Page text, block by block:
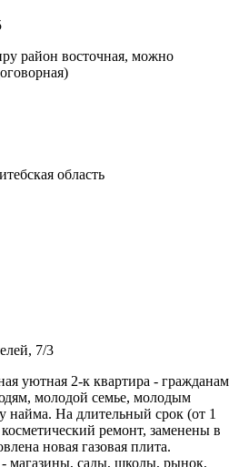
район восточная, можно
область
7/3
уютная 2-к квартира - гражданам
молодой семье, молодым
найма. На длительный срок (от 1
ремонт, заменены в
новая газовая плита.
магазины, сады, школы, рынок,